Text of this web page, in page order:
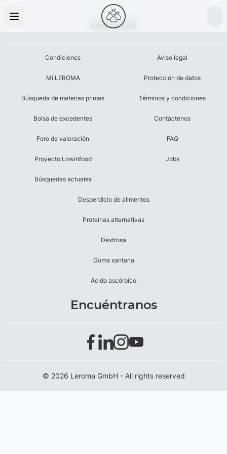
Leroma
Condiciones
Mi LEROMA
Búsqueda de materias primas
Bolsa de excedentes
Foro de valoración
Proyecto Lowinfood
Búsquedas actuales
Aviso legal
Protección de datos
Términos y condiciones
Contáctenos
FAQ
Jobs
Desperdicio de alimentos
Proteínas alternativas
Dextrosa
Goma xantana
Ácido ascórbico
Encuéntranos
© 2026 Leroma GmbH - All rights reserved